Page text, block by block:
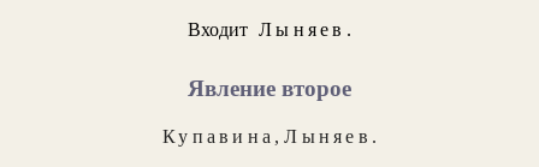
ВходитЛыняев .
Явление второе
Купавина ,Л ыняев .